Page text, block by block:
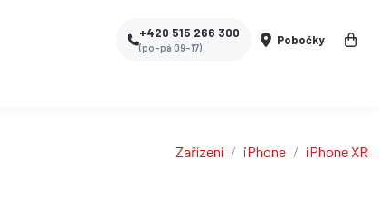
+420 515 266 300
(po-pá 09-17)
Pobočky
Zařízení iPhone iPhone XR